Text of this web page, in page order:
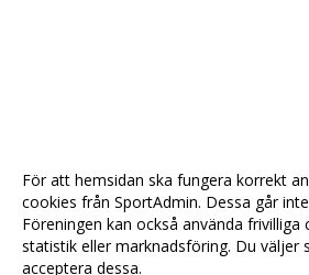
För att hemsidan ska fungera korrekt
cookies från SportAdmin. Dessa går
Föreningen kan också använda frivilliga
statistik eller marknadsföring. Du väljer
acceptera dessa.